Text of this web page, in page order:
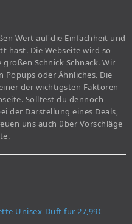
Wert auf die Einfachheit und
hast. Die Webseite wird so
Schnick Schnack. Wir
oder Ähnliches. Die
der wichtigsten Faktoren
Solltest du dennoch
der Darstellung eines Deals,
uns auch über Vorschläge
Unisex-Duft für 27,99€